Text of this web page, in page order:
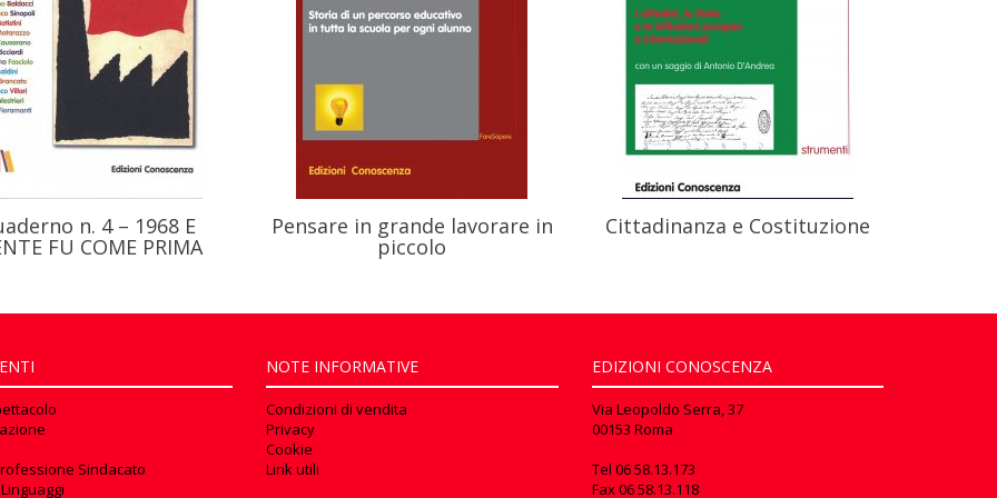
n. 4 – 1968 E
FU COME PRIMA
Pensare in grande lavorare in
piccolo
Cittadinanza e Costituzione
Sindacato
NOTE INFORMATIVE
Condizioni di vendita
Privacy
Cookie
Link utili
EDIZIONI CONOSCENZA
Via Leopoldo Serra, 37
00153 Roma
Tel 06 58.13.173
Fax06 58.13.118